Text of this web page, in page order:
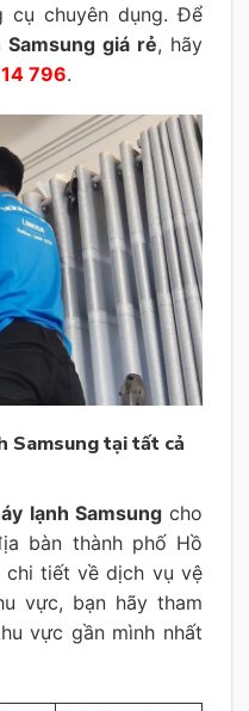
cụ chuyên dụng. Để
giá rẻ, hãy
796.
Samsung tại tất cả
lạnh Samsungcho
bàn thành phố Hồ
chi tiết về dịch vụ vệ
vực, bạn hãy tham
vực gần mình nhất